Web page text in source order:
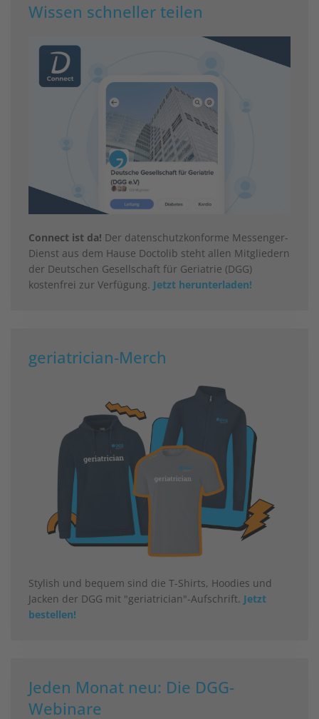
Wissen schneller teilen
Connect ist da! Der datenschutzkonforme Messenger-
Dienst aus dem Hause Doctolib steht allen Mitgliedern
der Deutschen Gesellschaft für Geriatrie (DGG)
kostenfrei zur Verfügung. Jetzt herunterladen!
geriatrician-Merch
Stylish und bequem sind die T-Shirts, Hoodies und
Jacken der DGG mit "geriatrician"-Aufschrift. Jetzt
bestellen!
Jeden Monat neu: Die DGG-
Webinare